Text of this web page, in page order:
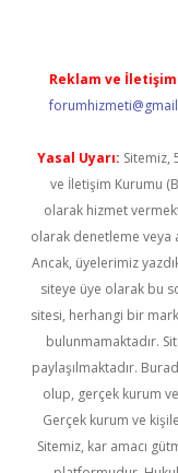
Reklam ve
Yasal Uyarı: Sitemiz,
ve İletişim Kurumu
olarak hizmet
olarak denetleme veya
Ancak, üyelerimiz
siteye üye olarak bu
sitesi, herhangi bir
bulunmamaktadır.
paylaşılmaktadır.
olup, gerçek kurum
Gerçek kurum ve
Sitemiz, kar amacı